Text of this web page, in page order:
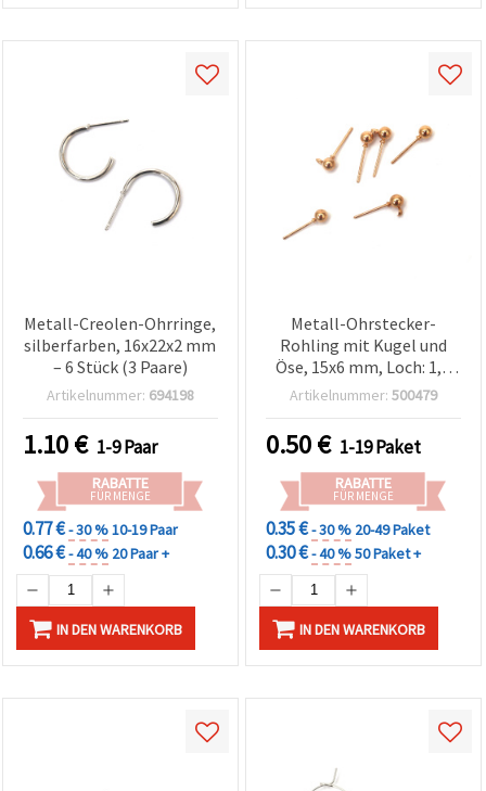
Metall-Creolen-Ohrringe,
silberfarben, 16x22x2 mm
– 6 Stück (3 Paare)
Artikelnummer: 694198
1.10€ 1-9 Paar
RABATTE
FÜR MENGE
0.77 €- 30 %10-19 Paar
0.66 €- 40 % 20 Paar +
IN DEN WARENKORB
Metall-Ohrstecker-
Rohling mit Kugel und
Öse, 15x6 mm, Loch: 1,5
mm, goldfarben – 10
Artikelnummer: 500479
0.50€ 1-19 Paket
RABATTE
FÜR MENGE
0.35 €- 30 % 20-49 Paket
0.30 €- 40 %50 Paket +
IN DEN WARENKORB